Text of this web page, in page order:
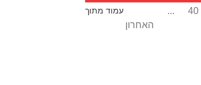
עמוד מתוך 40
...
האחרון